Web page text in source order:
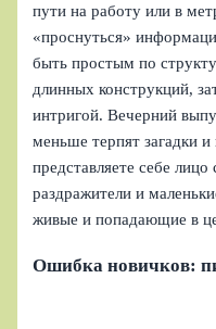
пути на работу или в
«проснуться»
быть простым по
длинных конструкций,
интригой. Вечерний
меньше терпят загадки
представляете себе лицо
раздражители и
живые и попадающие в
Ошибка новичков: